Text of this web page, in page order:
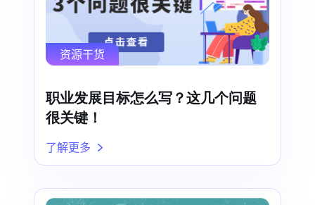
资源干货
职业发展目标怎么写？这几个问题
很关键！
了解更多